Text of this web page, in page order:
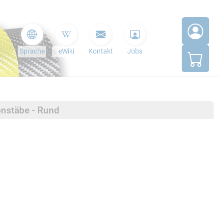
Sprache eWiki Kontakt Jobs
- Rund